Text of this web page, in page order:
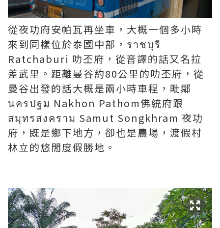
從夜功府安帕瓦再坐車，大概一個多小時
來到同樣位於泰國中部，ราชบุรี
Ratchaburi 叻丕府，從音譯的話又名拉
差武里。距離曼谷約80公里的叻丕府，從
曼谷出發的話大概是兩小時車程，毗鄰
นครปฐม Nakhon Pathom佛統府跟
สมุทรสงคราม Samut Songkhram 夜功
府，既是鄉下地方，卻也是農場，渡假村
林立的悠閒度假勝地。